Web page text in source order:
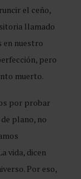
el ceño,
llamado
en nuestro
pero
muerto.
por probar
plano, no
vida, dicen
Por eso,